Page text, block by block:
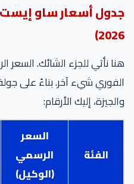
نأتي للجزء الشائك. السعر
شيء آخر. بناءً على جولة
إليك الأرقام:
الفئة
السعر
الرسمي
(الوكيل)